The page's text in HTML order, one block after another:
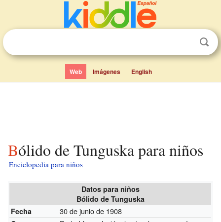
Web Imágenes English
Bólido de Tunguska para niños
Enciclopedia para niños
Datos para niños
Bólido de Tunguska
Fecha
30 de junio de 1908